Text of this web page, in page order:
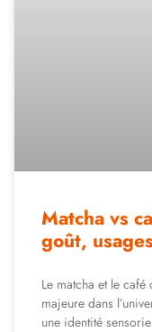
Matcha vs
goût,
Le matcha et le
majeure dans
une identité